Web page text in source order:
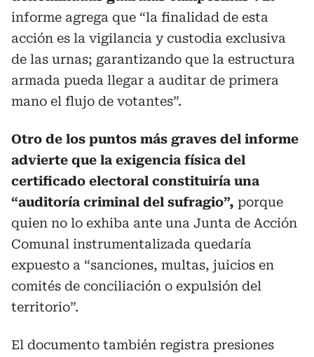
informe agrega que “la finalidad de esta
acción es la vigilancia y custodia exclusiva
de las urnas; garantizando que la estructura
armada pueda llegar a auditar de primera
mano el flujo de votantes”.
Otro de los puntos más graves del informe
advierte que la exigencia física del
certificado electoral constituiría una
“auditoría criminal del sufragio”, porque
quien no lo exhiba ante una Junta de Acción
Comunal instrumentalizada quedaría
expuesto a “sanciones, multas, juicios en
comités de conciliación o expulsión del
territorio”.
El documento también registra presiones